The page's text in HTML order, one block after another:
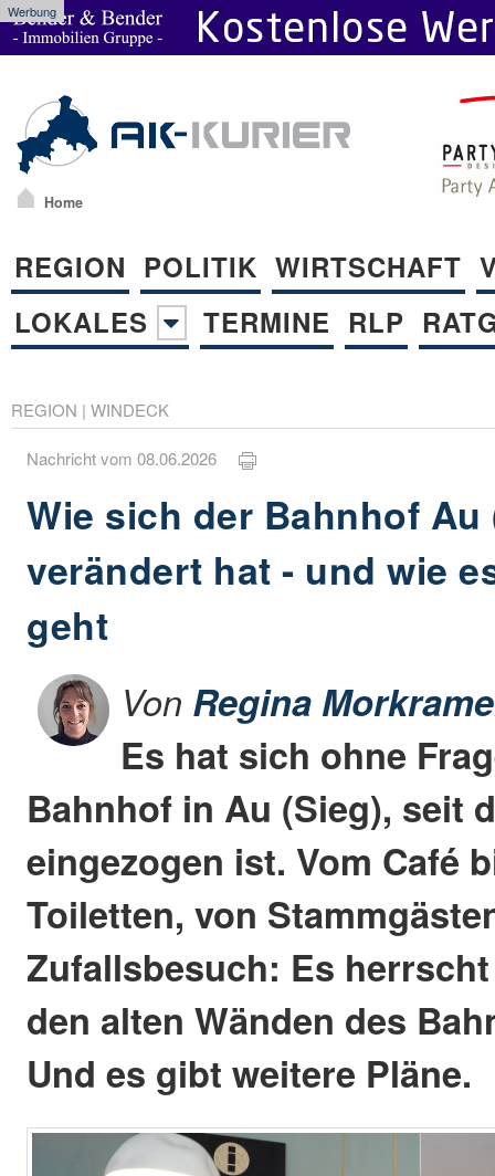
Werbung
Home
REGION POLITIK WIRTSCHAFT
LOKALES
TERMINE RLP
REGION | WINDECK
Nachricht vom 08.06.2026
Wie sich der Bahnhof Au
verändert hat - und wie
geht
Von Regina
Es hat sich ohne
Bahnhof in Au (Sieg), seit
eingezogen ist. Vom Café
Toiletten, von
Zufallsbesuch: Es
den alten Wänden des
Und es gibt weitere Pläne.